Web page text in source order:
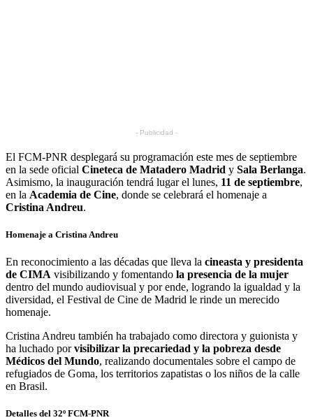
- Publicidad -
El FCM-PNR desplegará su programación este mes de septiembre
en la sede oficial Cineteca de Matadero Madrid y Sala Berlanga.
Asimismo, la inauguración tendrá lugar el lunes, 11 de septiembre,
en la Academia de Cine, donde se celebrará el homenaje a
Cristina Andreu.
Homenaje a Cristina Andreu
En reconocimiento a las décadas que lleva la cineasta y presidenta
de CIMA visibilizando y fomentando la presencia de la mujer
dentro del mundo audiovisual y por ende, logrando la igualdad y la
diversidad, el Festival de Cine de Madrid le rinde un merecido
homenaje.
Cristina Andreu también ha trabajado como directora y guionista y
ha luchado porvisibilizar la precariedad y la pobreza desde
Médicos del Mundo, realizando documentales sobre el campo de
refugiados de Goma, los territorios zapatistas o los niños de la calle
en Brasil.
Detalles del 32º FCM-PNR